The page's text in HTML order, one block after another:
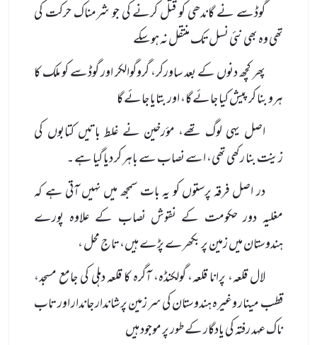
گوڈسے نے گاندھی کو قتل کرنے کی جو شرمناک حرکت کی
تھی وہ بھی نئی نسل تک منتقل نہ ہو سکے
پھر کچھ دنوں کے بعد ساورکر، گروگوالکر اور گوڈسے کو ملک کا
ہرو بنا کر پیش کیا جائے گا، اور بتایا جائے گا
اصل یہی لوگ تھے، مؤرخین نے غلط باتیں کتابوں کی
زینت بنا رکھی تھی، اسے نصاب سے باہر کر دیا گیا ہے ۔
در اصل فرقہ پرستوں کو یہ بات سمجھ میں نہیں آتی ہے کہ
مغلیہ دور حکومت کے نقوش نصاب کے علاوہ پورے
ہندوستان میں زمین پر بکھرے پڑے ہیں، تاج محل ،
لال قلعہ، پرانا قلعہ، گولکنڈہ، آگرہ کا قلعہ دہلی کی جامع مسجد،
قطب مینار وغیرہ ہندوستان کی سر زمین پر شاندار جاندار اور تاب
ناک عہد رفتہ کی یادگار کے طور پر موجود ہیں